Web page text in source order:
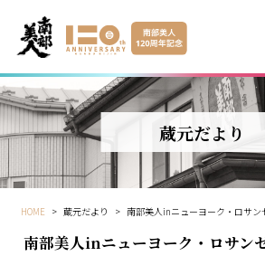
蔵元だより
HOME > 蔵元だより > 南部美人inニューヨーク・ロサ
南部美人inニューヨーク・ロサン